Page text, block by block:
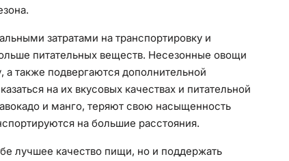
затратами на транспортировку и
питательных веществ. Несезонные овощи
а также подвергаются дополнительной
на их вкусовых качествах и питательной
и манго, теряют свою насыщенность
на большие расстояния.
лучшее качество пищи, но и поддержать